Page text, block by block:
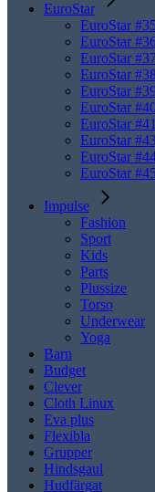
EuroStar
EuroStar
EuroStar
EuroStar
EuroStar
EuroStar
EuroStar
EuroStar #41
EuroStar
EuroStar
EuroStar
Impulse
Fashion
Sport
Kids
Parts
Plussize
Torso
Underwear
Yoga
Barn
Budget
Clever
Cloth Linux
Eva plus
Flexibla
Grupper
Hindsgaul
Hudfärgat